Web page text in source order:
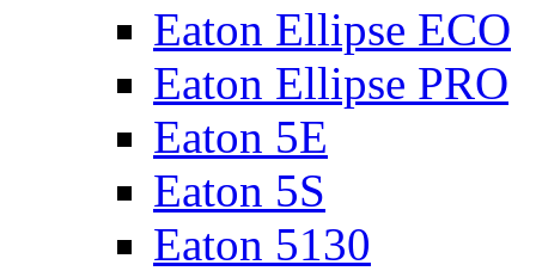
Eaton Ellipse ECO
Eaton Ellipse PRO
Eaton 5E
Eaton 5S
Eaton 5130